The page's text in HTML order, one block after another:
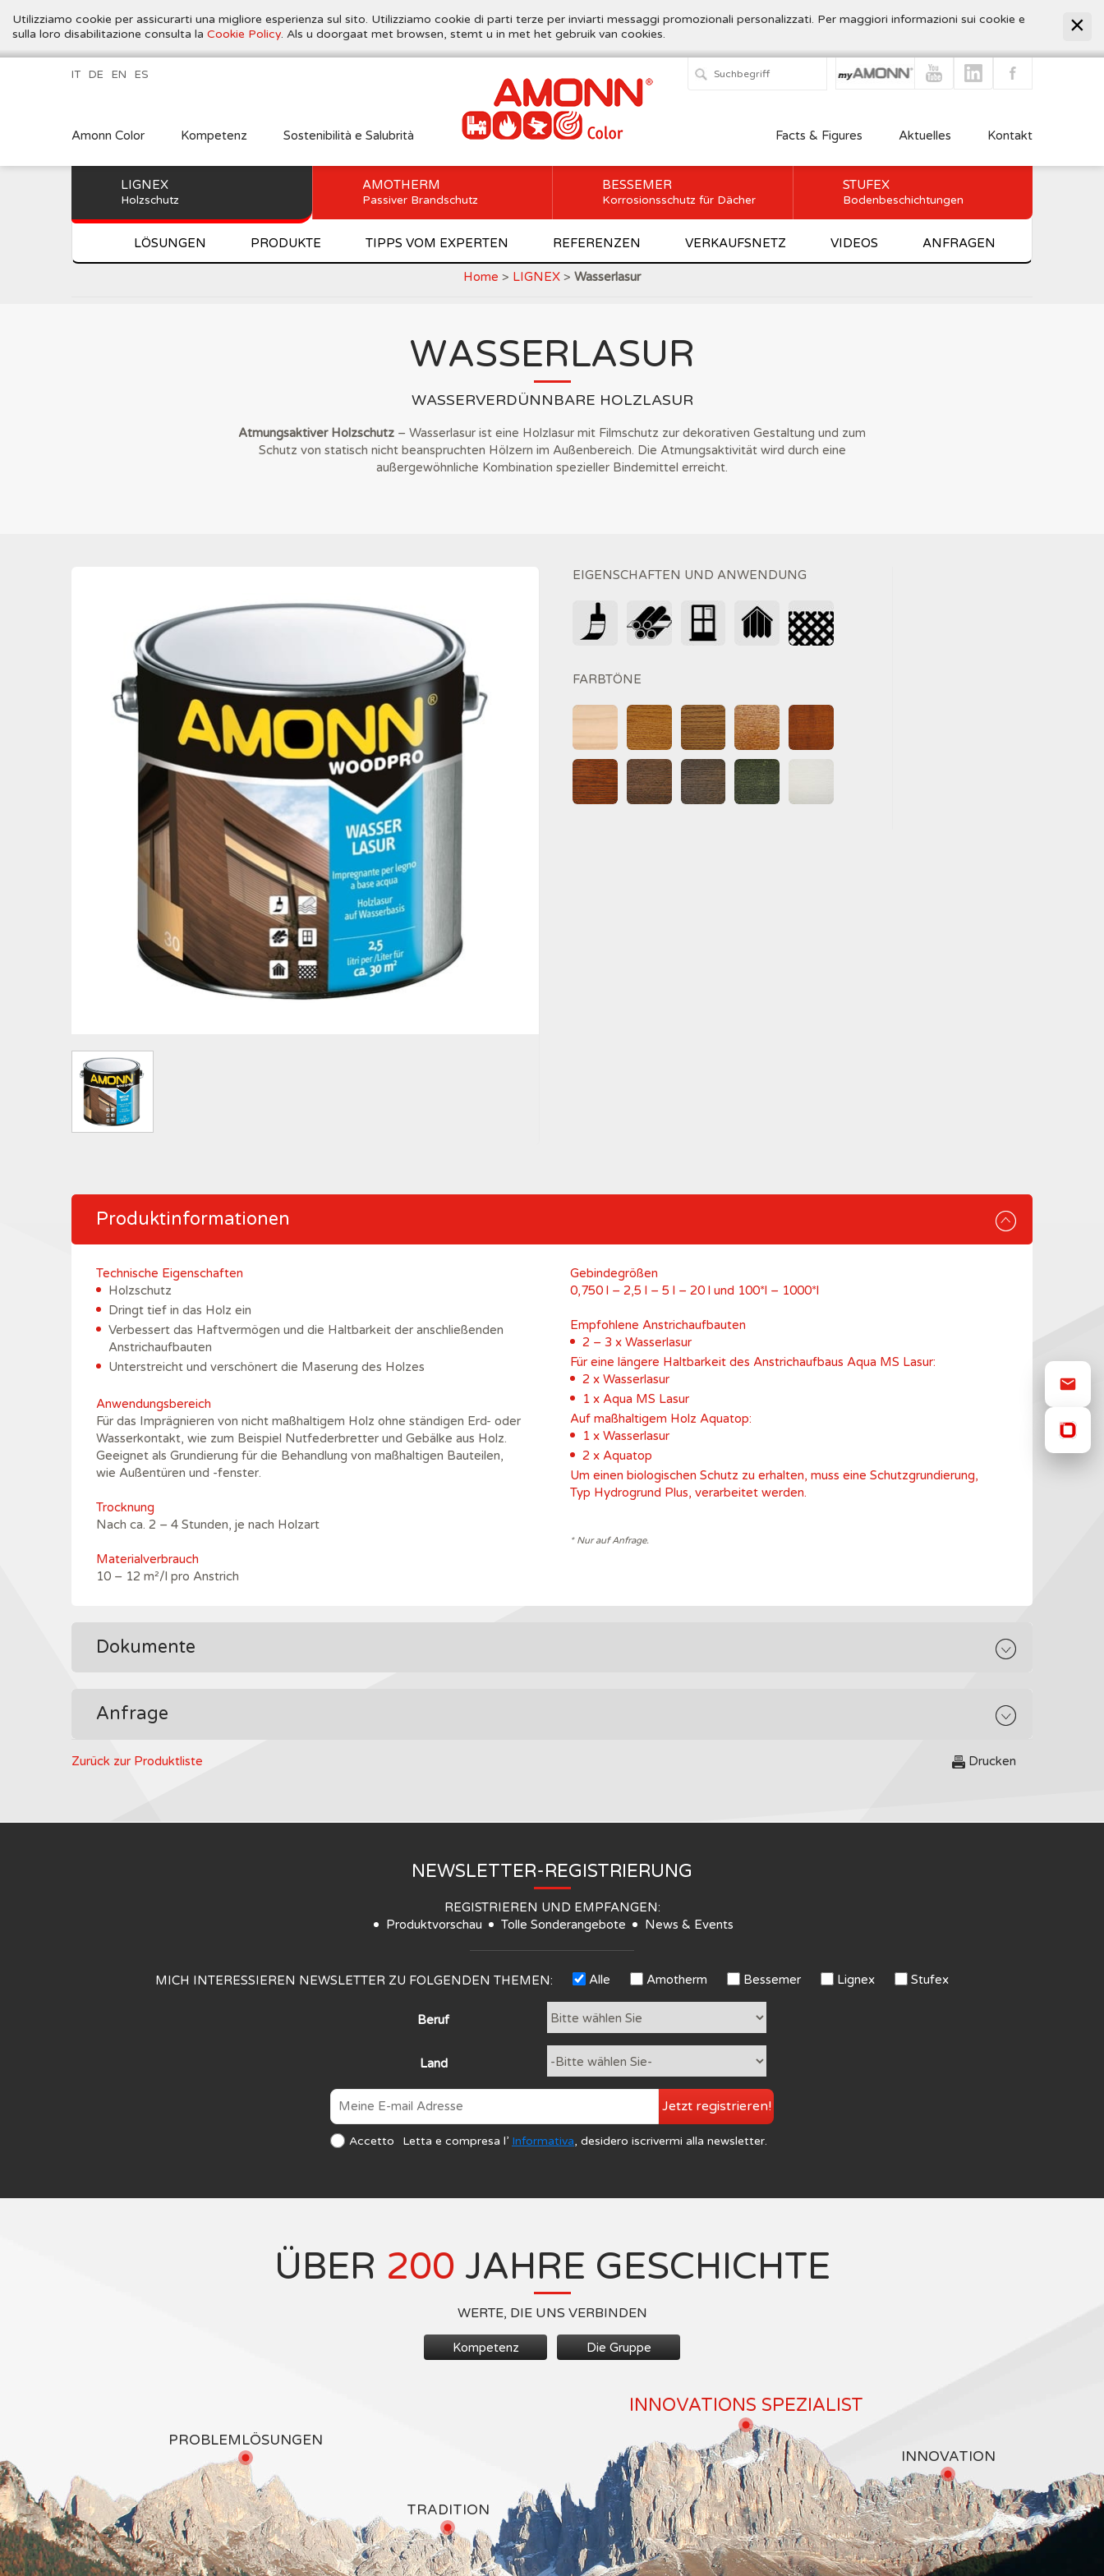
Utilizziamo cookie per assicurarti una migliore esperienza sul sito. Utilizziamo cookie di parti terze per inviarti messaggi promozionali personalizzati. Per maggiori informazioni sui cookie e
sulla loro disabilitazione consulta la Cookie Policy. Als u doorgaat met browsen, stemt u in met het gebruik van cookies.
Amonn Color Kompetenz Sostenibilità e Salubrità Facts & Figures Aktuelles Kontakt
IT DE EN ES
LIGNEX
Holzschutz
LÖSUNGEN PRODUKTE TIPPS VOM EXPERTEN REFERENZEN VERKAUFSNETZ VIDEOS ANFRAGEN
AMOTHERM
Passiver Brandschutz
BESSEMER
Korrosionsschutz für Dächer
STUFEX
Bodenbeschichtungen
Home > LIGNEX > Wasserlasur
WASSERLASUR
WASSERVERDÜNNBARE HOLZLASUR
Atmungsaktiver Holzschutz – Wasserlasur ist eine Holzlasur mit Filmschutz zur dekorativen Gestaltung und zum
Schutz von statisch nicht beanspruchten Hölzern im Außenbereich. Die Atmungsaktivität wird durch eine
außergewöhnliche Kombination spezieller Bindemittel erreicht.
EIGENSCHAFTEN UND ANWENDUNG
FARBTÖNE
Produktinformationen
Technische Eigenschaften
Holzschutz
Dringt tief in das Holz ein
Verbessert das Haftvermögen und die Haltbarkeit der anschließenden
Anstrichaufbauten
Unterstreicht und verschönert die Maserung des Holzes
Anwendungsbereich
Für das Imprägnieren von nicht maßhaltigem Holz ohne ständigen Erd- oder
Wasserkontakt, wie zum Beispiel Nutfederbretter und Gebälke aus Holz.
Geeignet als Grundierung für die Behandlung von maßhaltigen Bauteilen,
wie Außentüren und -fenster.
Trocknung
Nach ca. 2 – 4 Stunden, je nach Holzart
Materialverbrauch
10 – 12 m²/l pro Anstrich
Gebindegrößen
0,750 l – 2,5 l – 5 l – 20 l und 100*l – 1000*l
Empfohlene Anstrichaufbauten
2 – 3 x Wasserlasur
Für eine längere Haltbarkeit des Anstrichaufbaus Aqua MS Lasur:
2 x Wasserlasur
1 x Aqua MS Lasur
Auf maßhaltigem Holz Aquatop:
1 x Wasserlasur
2 x Aquatop
Um einen biologischen Schutz zu erhalten, muss eine Schutzgrundierung,
Typ Hydrogrund Plus, verarbeitet werden.
* Nur auf Anfrage.
Dokumente
Anfrage
Zurück zur Produktliste Drucken
NEWSLETTER-REGISTRIERUNG
REGISTRIEREN UND EMPFANGEN:
Produktvorschau
Tolle Sonderangebote News & Events
MICH INTERESSIEREN NEWSLETTER ZU FOLGENDEN THEMEN: Alle Amotherm Bessemer Lignex Stufex
Beruf
Land
Accetto Letta e compresa l’ Informativa, desidero iscrivermi alla newsletter.
Jetzt registrieren!
ÜBER 200 JAHRE GESCHICHTE
WERTE, DIE UNS VERBINDEN
Kompetenz Die Gruppe
PROBLEMLÖSUNGEN
TRADITION
INNOVATIONS SPEZIALIST
INNOVATION